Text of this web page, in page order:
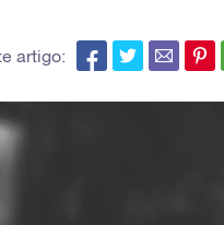
artigo: